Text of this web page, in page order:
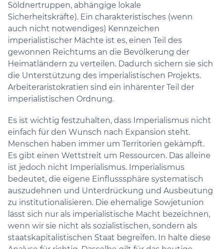
Söldnertruppen, abhängige lokale
Sicherheitskräfte). Ein charakteristisches (wenn
auch nicht notwendiges) Kennzeichen
imperialistischer Mächte ist es, einen Teil des
gewonnen Reichtums an die Bevölkerung der
Heimatländern zu verteilen. Dadurch sichern sie sich
die Unterstützung des imperialistischen Projekts.
Arbeiteraristokratien sind ein inhärenter Teil der
imperialistischen Ordnung.
Es ist wichtig festzuhalten, dass Imperialismus nicht
einfach für den Wunsch nach Expansion steht.
Menschen haben immer um Territorien gekämpft.
Es gibt einen Wettstreit um Ressourcen. Das alleine
ist jedoch nicht Imperialismus. Imperialismus
bedeutet, die eigene Einflusssphäre systematisch
auszudehnen und Unterdrückung und Ausbeutung
zu institutionalisieren. Die ehemalige Sowjetunion
lässt sich nur als imperialistische Macht bezeichnen,
wenn wir sie nicht als sozialistischen, sondern als
staatskapitalistischen Staat begreifen. In halte diese